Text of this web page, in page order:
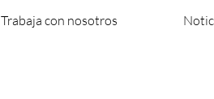
Trabaja con nosotros